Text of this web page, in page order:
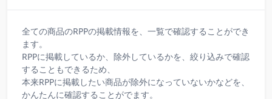
全ての商品のRPPの掲載情報を、一覧で確認することができ
ます。
RPPに掲載しているか、除外しているかを、絞り込みで確認
することもできるため、
本来RPPに掲載したい商品が除外になっていないかなどを、
かんたんに確認することがでます。